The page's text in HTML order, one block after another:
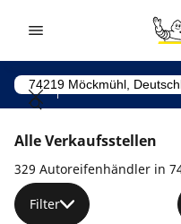
Alle Verkaufsstellen
329 Autoreifenhändler in
Filter